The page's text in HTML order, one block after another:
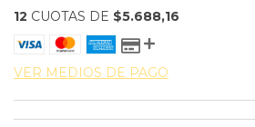
12 CUOTAS DE $5.688,16
VER MEDIOS DE PAGO